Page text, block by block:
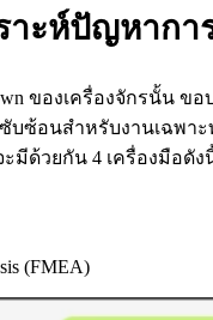
าะห์ปัญหากา
ของเครื่องจักรนั้น
ซ้อนสำหรับงานเฉพาะ
มีด้วยกัน 4 เครื่องมือดัง
(FMEA)